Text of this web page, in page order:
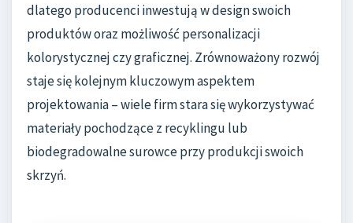
dlatego producenci inwestują w design swoich
produktów oraz możliwość personalizacji
kolorystycznej czy graficznej. Zrównoważony rozwój
staje się kolejnym kluczowym aspektem
projektowania – wiele firm stara się wykorzystywać
materiały pochodzące z recyklingu lub
biodegradowalne surowce przy produkcji swoich
skrzyń.